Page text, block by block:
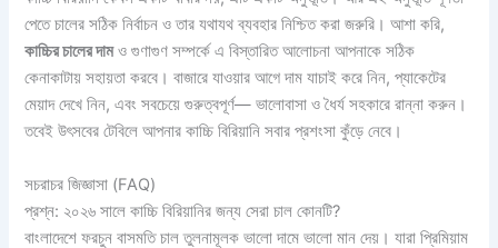
পেতে চালের সঠিক নির্বাচন ও তার যথাযথ ব্যবহার নিশ্চিত করা জরুরি। আশা করি,
কাচ্চির চালের দামও গুণাগুণ সম্পর্কে এ বিস্তারিত আলোচনা আপনাকে সঠিক
কেনাকাটায় সহায়তা করবে। বাজারে যাওয়ার আগে দাম যাচাই করে নিন, প্যাকেটের
মেয়াদ দেখে নিন, এবং সবচেয়ে গুরুত্বপূর্ণ— ভালোবাসা ও ধৈর্য সহকারে রান্না করুন।
তবেই উৎসবের টেবিলে আপনার কাচ্চি বিরিয়ানি সবার প্রশংসা কুঁড়ে নেবে।
সচরাচর জিজ্ঞাসা (FAQ)
প্রশ্ন: ২০২৬ সালে কাচ্চি বিরিয়ানির জন্য সেরা চাল কোনটি?
বাংলাদেশে ফরচুন বাসমতি চাল তুলনামূলক ভালো দামে ভালো মান দেয়। যারা প্রিমিয়াম